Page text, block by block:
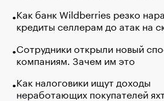
Как банк Wildberries резко
кредиты селлерам до атак на
Сотрудники открыли новый
компаниям. Зачем им это
Как налоговики ищут доходы
неработающих покупателей